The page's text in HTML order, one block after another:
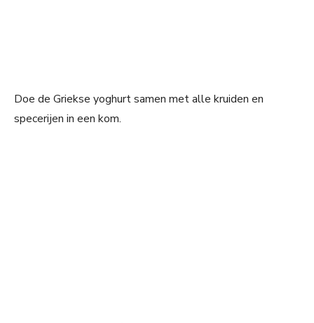
Doe de Griekse yoghurt samen met alle kruiden en
specerijen in een kom.